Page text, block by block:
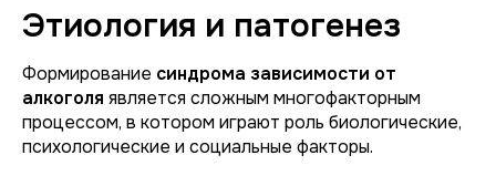
Этиология и патогенез
Формирование синдрома зависимости от
алкоголя является сложным многофакторным
процессом, в котором играют роль биологические,
психологические и социальные факторы.